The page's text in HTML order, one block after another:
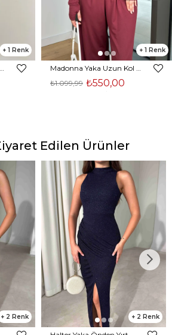
1 1
₺550,00
₺1.099,99
Edilen Ürünler
2 2